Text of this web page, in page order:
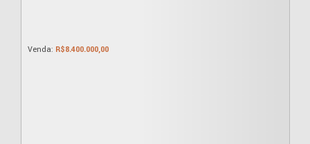
R$8.400.000,00